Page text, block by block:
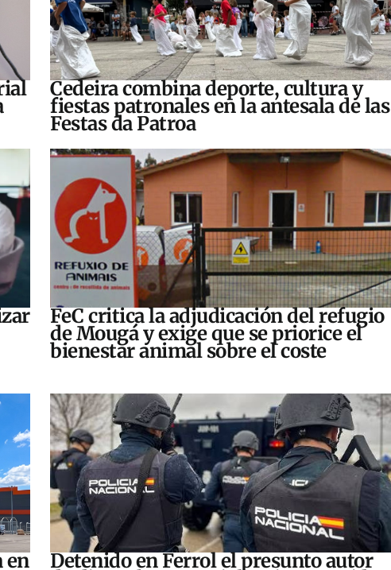
Cedeira combina deporte, cultura y
fiestas patronales en la antesala de las
Festas da Patroa
FeC critica la adjudicación del refugio
de Mougá y exige que se priorice el
bienestar animal sobre el coste
en Detenido en Ferrol el presunto autor